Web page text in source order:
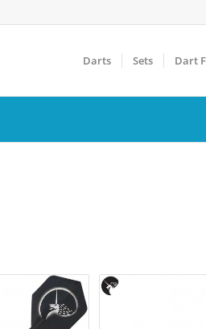
Darts Sets Dart